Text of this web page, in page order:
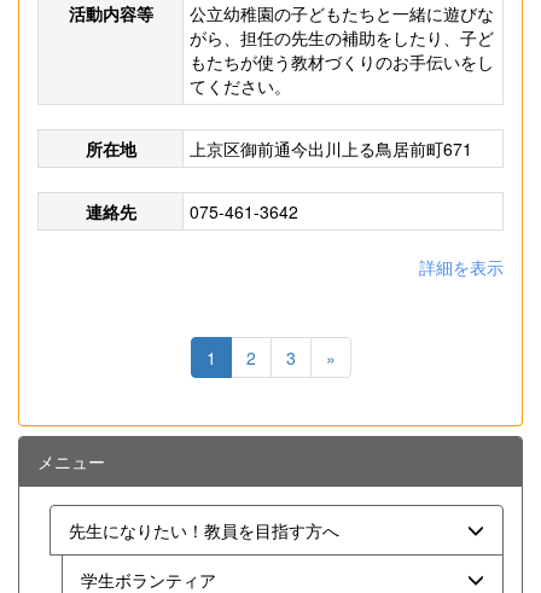
活動内容等
公立幼稚園の子どもたちと一緒に遊びな
がら、担任の先生の補助をしたり、子ど
もたちが使う教材づくりのお手伝いをし
てください。
所在地 上京区御前通今出川上る鳥居前町671
連絡先 075-461-3642
詳細を表示
1 2 3 »
メニュー
先生になりたい！教員を目指す方へ
学生ボランティア